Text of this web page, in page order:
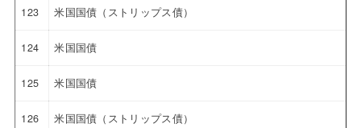
123 米国国債（ストリップス債）
124 米国国債
125 米国国債
126 米国国債（ストリップス債）